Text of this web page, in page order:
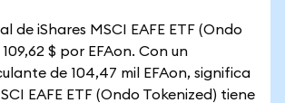
de iShares MSCI EAFE ETF (Ondo
$ por EFAon. Con un
de 104,47 mil EFAon, significa
EAFE ETF (Ondo Tokenized) tiene